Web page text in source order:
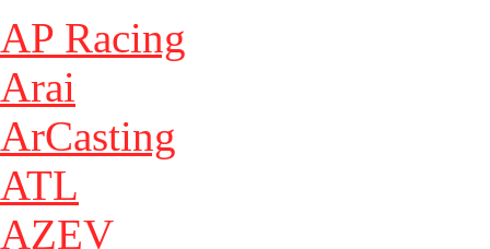
AP Racing
Arai
ArCasting
ATL
AZEV